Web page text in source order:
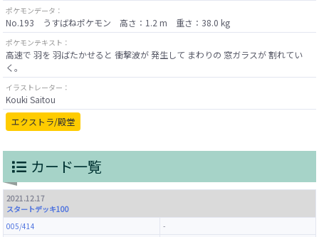
ポケモンデータ：
No.193 うすばねポケモン 高さ：1.2 m 重さ：38.0 kg
ポケモンテキスト：
高速で 羽を 羽ばたかせると 衝撃波が 発生して まわりの 窓ガラスが 割れてい
く。
イラストレーター：
Kouki Saitou
エクストラ/殿堂
カード一覧
2021.12.17
スタートデッキ100
005/414
-